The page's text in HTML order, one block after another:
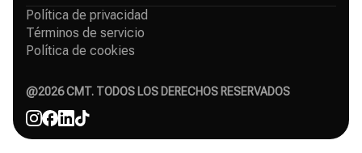
Servicio de crecimiento en Instagram
Crecimiento orgánico en Instagram
Seguidores de Instagram gratis
Sobre nosotros
Casos de éxito
Contacto
Agencia
@2026CMT. TODOS LOS DERECHOS RESERVADOS
Política de privacidad
Términos de servicio
Política de cookies